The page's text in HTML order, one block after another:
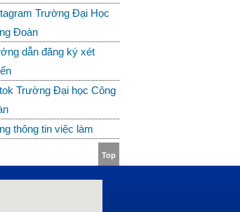
Trường Đại Học
Đoàn
dẫn đăng ký xét
Trường Đại học Công
thông tin việc làm
Top